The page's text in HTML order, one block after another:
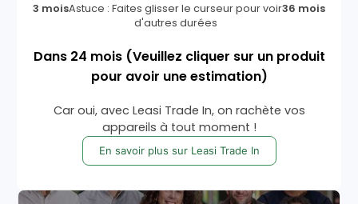
3 moisAstuce : Faites glisser le curseur pour voir
d'autres durées
36 mois
Dans 24 mois (Veuillez cliquer sur un produit
pour avoir une estimation)
Car oui, avec Leasi Trade In, on rachète vos
appareils à tout moment !
En savoir plus sur Leasi Trade In